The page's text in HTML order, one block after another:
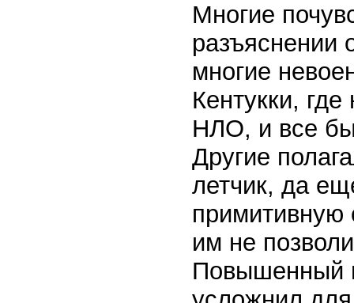
Многие
разъяснении
многие
Кентукки,
НЛО, и все
Другие
летчик, да
примитивную
им не
Повышенный